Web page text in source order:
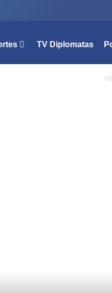
TV Diplomatas